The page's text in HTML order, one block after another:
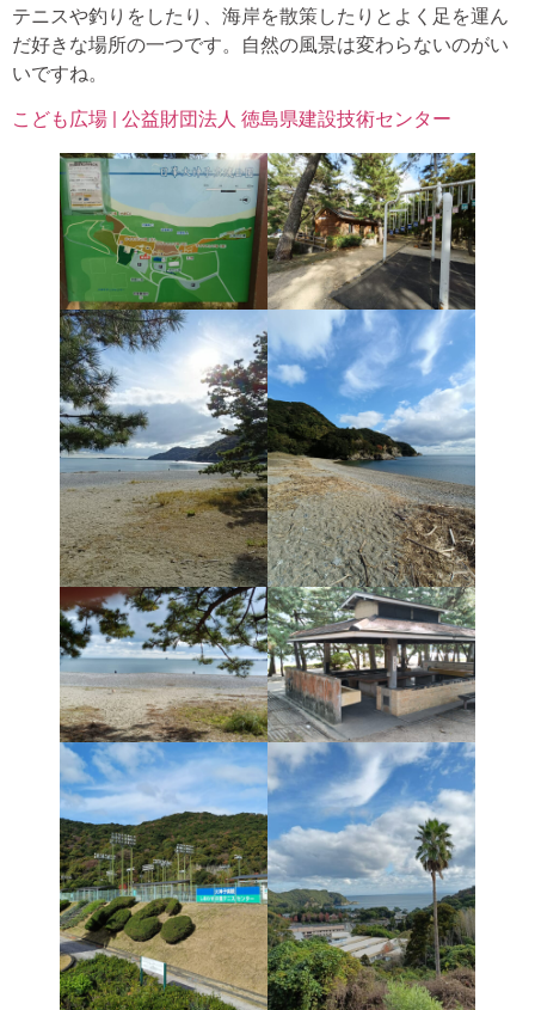
テニスや釣りをしたり、海岸を散策したりとよく足を運ん
だ好きな場所の一つです。自然の風景は変わらないのがい
いですね。
こども広場 | 公益財団法人 徳島県建設技術センター